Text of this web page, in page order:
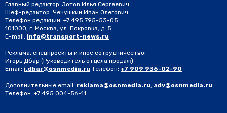
Главный редактор: Зотов Илья Сергеевич.
Шеф-редактор: Чечушкин Иван Олегович.
Телефон редакции: +7 495 795-53-05
101000, г. Москва, ул. Покровка, д. 5
E-mail: info@transport-news.ru
Реклама, спецпроекты и иное сотрудничество:
Игорь Дбар (Руководитель отдела продаж)
Email: i.dbar@osnmedia.ru Телефон: +7 909 936-02-90
Дополнительные email: reklama@osnmedia.ru, adv@osnmedia.ru
Телефон: +7 495 004-56-11